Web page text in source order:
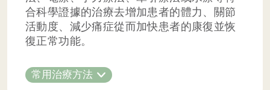
合科學證據的治療去增加患者的體力、關節
活動度、減少痛症從而加快患者的康復並恢
復正常功能。
常用治療方法